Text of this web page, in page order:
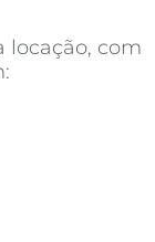
locação, com